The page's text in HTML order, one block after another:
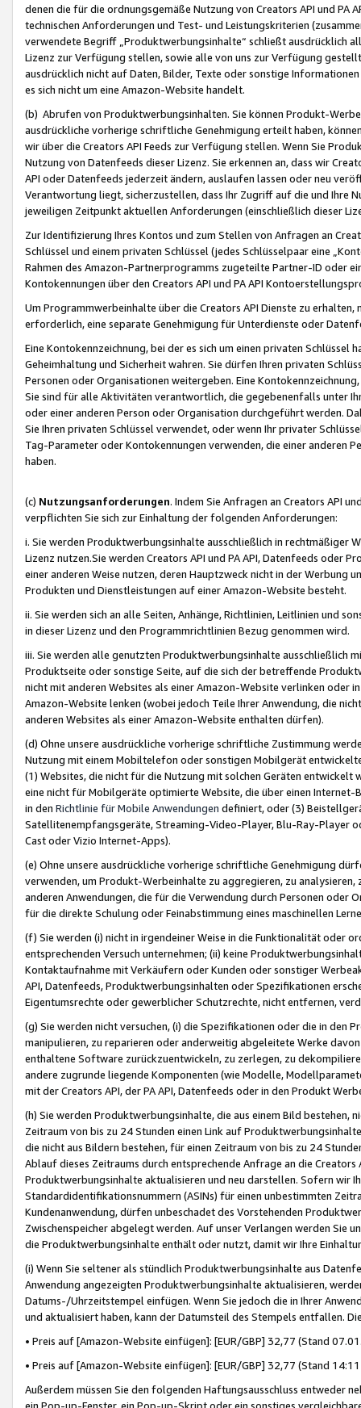
denen die für die ordnungsgemäße Nutzung von Creators API und PA
technischen Anforderungen und Test- und Leistungskriterien
verwendete Begriff „Produktwerbungsinhalte“ schließt ausdrücklich
Lizenz zur Verfügung stellen, sowie alle von uns zur Verfügung
ausdrücklich nicht auf Daten, Bilder, Texte oder sonstige
es sich nicht um eine Amazon-Website handelt.
(b) Abrufen von Produktwerbungsinhalten. Sie können Produkt-
ausdrückliche vorherige schriftliche Genehmigung erteilt haben,
wir über die Creators API Feeds zur Verfügung stellen. Wenn Sie
Nutzung von Datenfeeds dieser Lizenz. Sie erkennen an, dass wir
API oder Datenfeeds jederzeit ändern, auslaufen lassen oder neu
Verantwortung liegt, sicherzustellen, dass Ihr Zugriff auf die und Ihre
jeweiligen Zeitpunkt aktuellen Anforderungen (einschließlich dieser
Zur Identifizierung Ihres Kontos und zum Stellen von Anfragen an
Schlüssel und einem privaten Schlüssel (jedes Schlüsselpaar eine
Rahmen des Amazon-Partnerprogramms zugeteilte Partner-ID oder
Kontokennungen über den Creators API und PA API
Um Programmwerbeinhalte über die Creators API Dienste zu
erforderlich, eine separate Genehmigung für Unterdienste oder
Eine Kontokennzeichnung, bei der es sich um einen privaten
Geheimhaltung und Sicherheit wahren. Sie dürfen Ihren privaten
Personen oder Organisationen weitergeben. Eine
Sie sind für alle Aktivitäten verantwortlich, die gegebenenfalls unter
oder einer anderen Person oder Organisation durchgeführt werden.
Sie Ihren privaten Schlüssel verwendet, oder wenn Ihr privater
Tag-Parameter oder Kontokennungen verwenden, die einer anderen
haben.
(c) Nutzungsanforderungen. Indem Sie Anfragen an Creators API
verpflichten Sie sich zur Einhaltung der folgenden Anforderungen:
i. Sie werden Produktwerbungsinhalte ausschließlich in rechtmäßiger
Lizenz nutzen.Sie werden Creators API und PA API, Datenfeeds oder
einer anderen Weise nutzen, deren Hauptzweck nicht in der Werbung
Produkten und Dienstleistungen auf einer Amazon-Website besteht.
ii. Sie werden sich an alle Seiten, Anhänge, Richtlinien, Leitlinien und
in dieser Lizenz und den Programmrichtlinien Bezug genommen wird.
iii. Sie werden alle genutzten Produktwerbungsinhalte ausschließlich
Produktseite oder sonstige Seite, auf die sich der betreffende
nicht mit anderen Websites als einer Amazon-Website verlinken oder
Amazon-Website lenken (wobei jedoch Teile Ihrer Anwendung, die
anderen Websites als einer Amazon-Website enthalten dürfen).
(d) Ohne unsere ausdrückliche vorherige schriftliche Zustimmung
Nutzung mit einem Mobiltelefon oder sonstigen Mobilgerät
(1) Websites, die nicht für die Nutzung mit solchen Geräten
eine nicht für Mobilgeräte optimierte Website, die über einen
in den Richtlinie für Mobile Anwendungen definiert, oder (3)
Satellitenempfangsgeräte, Streaming-Video-Player, Blu-Ray-Player
Cast oder Vizio Internet-Apps).
(e) Ohne unsere ausdrückliche vorherige schriftliche Genehmigung
verwenden, um Produkt-Werbeinhalte zu aggregieren, zu
anderen Anwendungen, die für die Verwendung durch Personen
für die direkte Schulung oder Feinabstimmung eines maschinellen
(f) Sie werden (i) nicht in irgendeiner Weise in die Funktionalität oder
entsprechenden Versuch unternehmen; (ii) keine
Kontaktaufnahme mit Verkäufern oder Kunden oder sonstiger
API, Datenfeeds, Produktwerbungsinhalten oder Spezifikationen
Eigentumsrechte oder gewerblicher Schutzrechte, nicht entfernen,
(g) Sie werden nicht versuchen, (i) die Spezifikationen oder die in
manipulieren, zu reparieren oder anderweitig abgeleitete Werke
enthaltene Software zurückzuentwickeln, zu zerlegen, zu
andere zugrunde liegende Komponenten (wie Modelle,
mit der Creators API, der PA API, Datenfeeds oder in den Produkt
(h) Sie werden Produktwerbungsinhalte, die aus einem Bild bestehen,
Zeitraum von bis zu 24 Stunden einen Link auf
die nicht aus Bildern bestehen, für einen Zeitraum von bis zu 24
Ablauf dieses Zeitraums durch entsprechende Anfrage an die
Produktwerbungsinhalte aktualisieren und neu darstellen. Sofern wir
Standardidentifikationsnummern (ASINs) für einen unbestimmten
Kundenanwendung, dürfen unbeschadet des Vorstehenden
Zwischenspeicher abgelegt werden. Auf unser Verlangen werden Sie
die Produktwerbungsinhalte enthält oder nutzt, damit wir Ihre
(i) Wenn Sie seltener als stündlich Produktwerbungsinhalte aus
Anwendung angezeigten Produktwerbungsinhalte aktualisieren,
Datums-/Uhrzeitstempel einfügen. Wenn Sie jedoch die in Ihrer
und aktualisiert haben, kann der Datumsteil des Stempels entfallen.
• Preis auf [Amazon-Website einfügen]: [EUR/GBP] 32,77 (Stand
• Preis auf [Amazon-Website einfügen]: [EUR/GBP] 32,77 (Stand
Außerdem müssen Sie den folgenden Haftungsausschluss entweder
ein Pop-up-Fenster, ein Pop-up-Skript oder ein sonstiges